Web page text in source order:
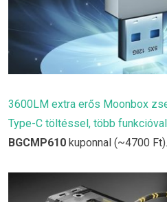
3600LM extra erős Moonbox
Type-C töltéssel, több funkcióval
BGCMP610 kuponnal (~4700 Ft).